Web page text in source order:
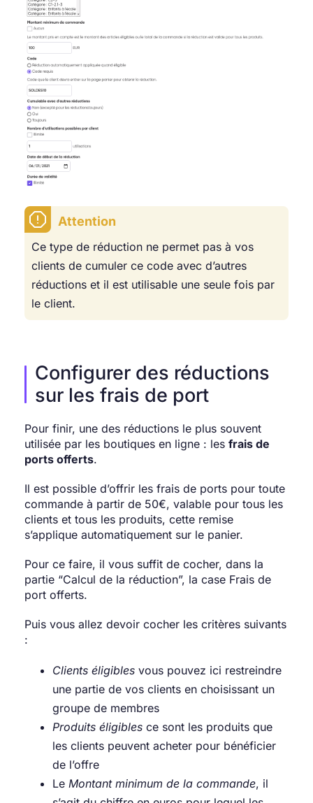
Attention
Ce type de réduction ne permet pas à vos
clients de cumuler ce code avec d’autres
réductions et il est utilisable une seule fois par
le client.
Configurer des réductions
sur les frais de port
Pour finir, une des réductions le plus souvent
utilisée par les boutiques en ligne : les frais de
ports offerts.
Il est possible d’offrir les frais de ports pour toute
commande à partir de 50€, valable pour tous les
clients et tous les produits, cette remise
s’applique automatiquement sur le panier.
Pour ce faire, il vous suffit de cocher, dans la
partie “Calcul de la réduction”, la case Frais de
port offerts.
Puis vous allez devoir cocher les critères suivants
:
Clients éligibles vous pouvez ici restreindre
une partie de vos clients en choisissant un
groupe de membres
Produits éligibles ce sont les produits que
les clients peuvent acheter pour bénéficier
de l’offre
Le Montant minimum de la commande, il